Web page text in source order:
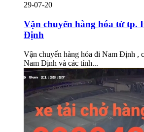
29-07-20
Vận chuyển hàng hóa từ tp.
Định
Vận chuyển hàng hóa đi Nam Định ,
Nam Định và các tỉnh...